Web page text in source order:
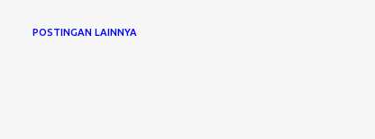
POSTINGAN LAINNYA